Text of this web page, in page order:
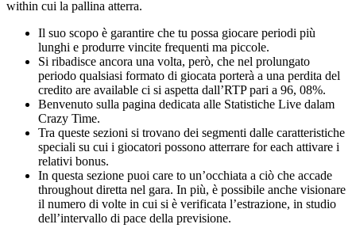
within cui la pallina atterra.
Il suo scopo è garantire che tu possa giocare periodi più
lunghi e produrre vincite frequenti ma piccole.
Si ribadisce ancora una volta, però, che nel prolungato
periodo qualsiasi formato di giocata porterà a una perdita del
credito are available ci si aspetta dall’RTP pari a 96, 08%.
Benvenuto sulla pagina dedicata alle Statistiche Live dalam
Crazy Time.
Tra queste sezioni si trovano dei segmenti dalle caratteristiche
speciali su cui i giocatori possono atterrare for each attivare i
relativi bonus.
In questa sezione puoi care to un’occhiata a ciò che accade
throughout diretta nel gara. In più, è possibile anche visionare
il numero di volte in cui si è verificata l’estrazione, in studio
dell’intervallo di pace della previsione.